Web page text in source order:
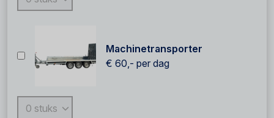
Machinetransporter
€ 60,- per dag